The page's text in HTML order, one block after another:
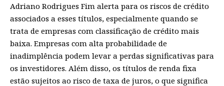
Adriano Rodrigues Fim alerta para os riscos de crédito
associados a esses títulos, especialmente quando se
trata de empresas com classificação de crédito mais
baixa. Empresas com alta probabilidade de
inadimplência podem levar a perdas significativas para
os investidores. Além disso, os títulos de renda fixa
estão sujeitos ao risco de taxa de juros, o que significa